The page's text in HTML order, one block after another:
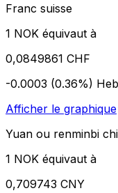
Franc suisse
1 NOK équivaut à
0,0849861 CHF
-0.0003 (0.36%)
Afficher le graphique
Yuan ou renminbi
1 NOK équivaut à
0,709743 CNY